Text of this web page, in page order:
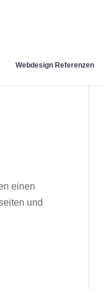
Webdesign Referenzen
einen
und